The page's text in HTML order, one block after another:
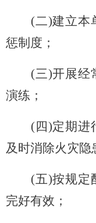
(二)建立本
惩制度；
(三)开展经
演练；
(四)定期进
及时消除火灾隐
(五)按规定
完好有效；